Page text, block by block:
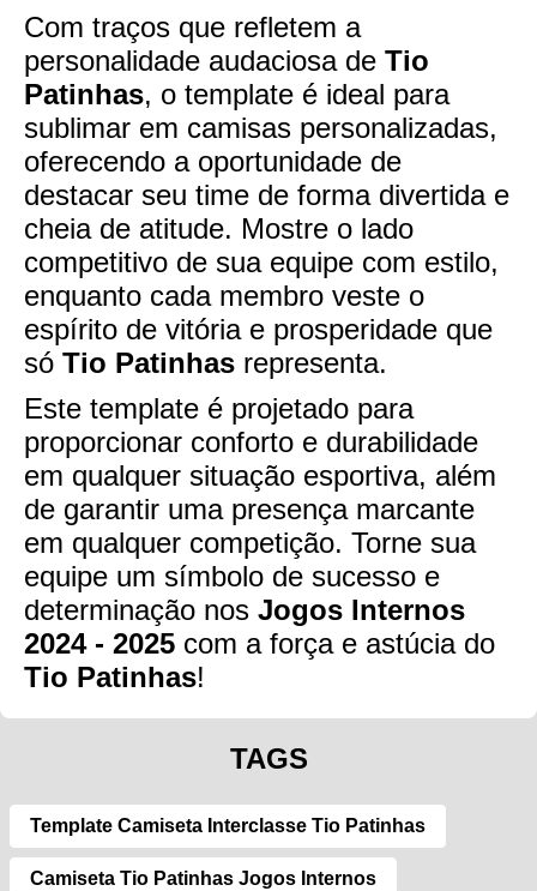
Com traços que refletem a
personalidade audaciosa de Tio
Patinhas, o template é ideal para
sublimar em camisas personalizadas,
oferecendo a oportunidade de
destacar seu time de forma divertida e
cheia de atitude. Mostre o lado
competitivo de sua equipe com estilo,
enquanto cada membro veste o
espírito de vitória e prosperidade que
só Tio Patinhas representa.
Este template é projetado para
proporcionar conforto e durabilidade
em qualquer situação esportiva, além
de garantir uma presença marcante
em qualquer competição. Torne sua
equipe um símbolo de sucesso e
determinação nos Jogos Internos
2024 - 2025 com a força e astúcia do
Tio Patinhas!
TAGS
Template Camiseta Interclasse Tio Patinhas
Camiseta Tio Patinhas Jogos Internos